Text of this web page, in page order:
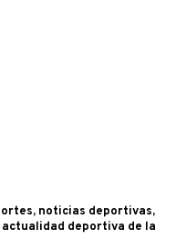
noticias deportivas,
deportiva de la